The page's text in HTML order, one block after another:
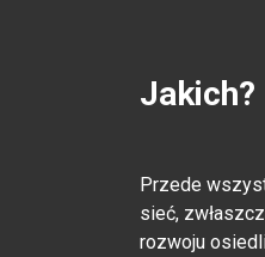
Jakich?
Przede
sieć,
rozwoju